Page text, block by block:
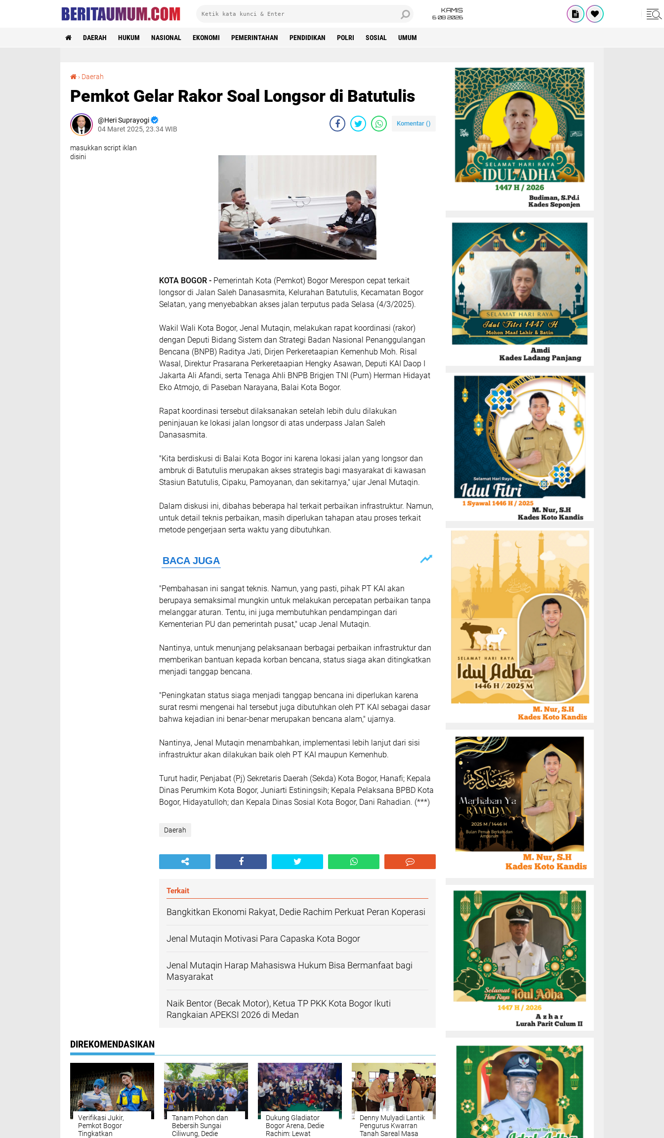
KAMIS
6 08 2026
DAERAH HUKUM NASIONAL EKONOMI PEMERINTAHAN PENDIDIKAN POLRI SOSIAL UMUM
› Daerah
Pemkot Gelar Rakor Soal Longsor di Batutulis
Heri Suprayogi
04 Maret 2025, 23.34 WIB
Komentar ()
masukkan script iklan
disini
KOTA BOGOR - Pemerintah Kota (Pemkot) Bogor Merespon cepat terkait
longsor di Jalan Saleh Danasasmita, Kelurahan Batutulis, Kecamatan Bogor
Selatan, yang menyebabkan akses jalan terputus pada Selasa (4/3/2025).
Wakil Wali Kota Bogor, Jenal Mutaqin, melakukan rapat koordinasi (rakor)
dengan Deputi Bidang Sistem dan Strategi Badan Nasional Penanggulangan
Bencana (BNPB) Raditya Jati, Dirjen Perkeretaapian Kemenhub Moh. Risal
Wasal, Direktur Prasarana Perkeretaapian Hengky Asawan, Deputi KAI Daop I
Jakarta Ali Afandi, serta Tenaga Ahli BNPB Brigjen TNI (Purn) Herman Hidayat
Eko Atmojo, di Paseban Narayana, Balai Kota Bogor.
Rapat koordinasi tersebut dilaksanakan setelah lebih dulu dilakukan
peninjauan ke lokasi jalan longsor di atas underpass Jalan Saleh
Danasasmita.
"Kita berdiskusi di Balai Kota Bogor ini karena lokasi jalan yang longsor dan
ambruk di Batutulis merupakan akses strategis bagi masyarakat di kawasan
Stasiun Batutulis, Cipaku, Pamoyanan, dan sekitarnya," ujar Jenal Mutaqin.
Dalam diskusi ini, dibahas beberapa hal terkait perbaikan infrastruktur. Namun,
untuk detail teknis perbaikan, masih diperlukan tahapan atau proses terkait
metode pengerjaan serta waktu yang dibutuhkan.
"Pembahasan ini sangat teknis. Namun, yang pasti, pihak PT KAI akan
berupaya semaksimal mungkin untuk melakukan percepatan perbaikan tanpa
melanggar aturan. Tentu, ini juga membutuhkan pendampingan dari
Kementerian PU dan pemerintah pusat," ucap Jenal Mutaqin.
Nantinya, untuk menunjang pelaksanaan berbagai perbaikan infrastruktur dan
memberikan bantuan kepada korban bencana, status siaga akan ditingkatkan
menjadi tanggap bencana.
"Peningkatan status siaga menjadi tanggap bencana ini diperlukan karena
surat resmi mengenai hal tersebut juga dibutuhkan oleh PT KAI sebagai dasar
bahwa kejadian ini benar-benar merupakan bencana alam," ujarnya.
Nantinya, Jenal Mutaqin menambahkan, implementasi lebih lanjut dari sisi
infrastruktur akan dilakukan baik oleh PT KAI maupun Kemenhub.
Turut hadir, Penjabat (Pj) Sekretaris Daerah (Sekda) Kota Bogor, Hanafi; Kepala
Dinas Perumkim Kota Bogor, Juniarti Estiningsih; Kepala Pelaksana BPBD Kota
Bogor, Hidayatulloh; dan Kepala Dinas Sosial Kota Bogor, Dani Rahadian. (***)
Daerah
Terkait
Bangkitkan Ekonomi Rakyat, Dedie Rachim Perkuat Peran Koperasi
Jenal Mutaqin Motivasi Para Capaska Kota Bogor
Jenal Mutaqin Harap Mahasiswa Hukum Bisa Bermanfaat bagi
Masyarakat
Naik Bentor (Becak Motor), Ketua TP PKK Kota Bogor Ikuti
Rangkaian APEKSI 2026 di Medan
DIREKOMENDASIKAN
Verifikasi Jukir,
Pemkot Bogor
Tingkatkan
Tanam Pohon dan
Bebersih Sungai
Ciliwung, Dedie
Dukung Gladiator
Bogor Arena, Dedie
Rachim: Lewat
Denny Mulyadi Lantik
Pengurus Kwarran
Tanah Sareal Masa